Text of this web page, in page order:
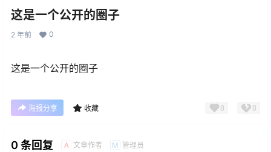
这是一个公开的圈子
2 年前 0
这是一个公开的圈子
海报分享 收藏 0 0
0 条回复 A 文章作者 M 管理员